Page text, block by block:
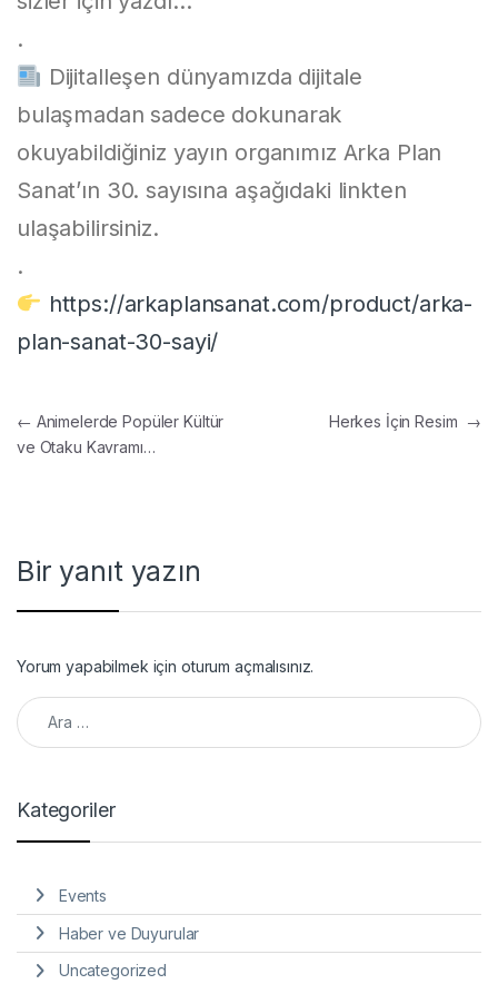
.
Dijitalleşen dünyamızda dijitale
bulaşmadan sadece dokunarak
okuyabildiğiniz yayın organımız Arka Plan
Sanat’ın 30. sayısına aşağıdaki linkten
ulaşabilirsiniz.
.
https://arkaplansanat.com/product/arka-
plan-sanat-30-sayi/
Yazı gezinmesi
← Animelerde Popüler Kültür
ve Otaku Kavramı…
Herkes İçin Resim →
Bir yanıt yazın
Yorum yapabilmek için oturum açmalısınız.
Arama:
Kategoriler
Events
Haber ve Duyurular
Uncategorized